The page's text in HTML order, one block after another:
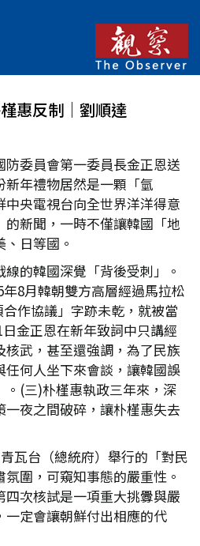
惠反制│劉順達
防委員會第一委員長金正恩送
年禮物居然是一顆「氫
央電視台向全世界洋洋得意
新聞，一時不僅讓韓國「地
日等國。
的韓國深覺「背後受刺」。
8月韓朝雙方高層經過馬拉松
作協議」字跡未乾，就被當
金正恩在新年致詞中只講經
武，甚至還強調，為了民族
何人坐下來會談，讓韓國誤
。(三)朴槿惠執政三年來，深
夜之間破碎，讓朴槿惠失去
瓦台（總統府）舉行的「對民
圍，可窺知事態的嚴重性。
次核試是一項重大挑釁與嚴
定會讓朝鮮付出相應的代